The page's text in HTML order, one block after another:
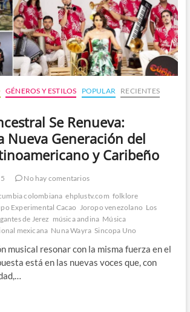
GÉNEROS Y ESTILOS POPULAR
RECIENTES
Se Renueva:
Nueva Generación del
y Caribeño
No hay comentarios
colombiana ehplustv.com folklore
Experimental Cacao Joropo venezolano Los
de Jerez música andina Música
mexicana Nuna Wayra Sincopa Uno
musical resonar con la misma fuerza en el
está en las nuevas voces que, con